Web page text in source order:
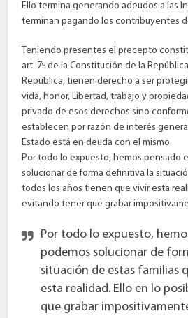
Ello termina generando adeudos a las
terminan pagando los contribuyentes
Teniendo presentes el precepto
art. 7º de la Constitución de la
República, tienen derecho a ser
vida, honor, Libertad, trabajo y
privado de esos derechos sino
establecen por razón de interés
Estado está en deuda con el mismo.
Por todo lo expuesto, hemos pensado
solucionar de forma definitiva la
todos los años tienen que vivir esta
evitando tener que grabar
Por todo lo expuesto,
podemos solucionar de
situación de estas familias
esta realidad. Ello en lo
que grabar